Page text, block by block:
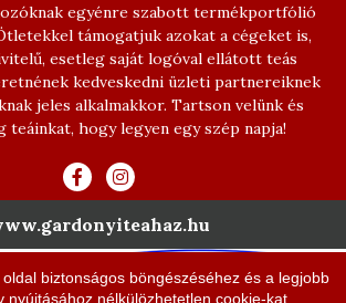
egyénre szabott termékportfólió
támogatjuk azokat a cégeket is,
esetleg saját logóval ellátott teás
kedveskedni üzleti partnereiknek
jeles alkalmakkor. Tartson velünk és
teáinkat, hogy legyen egy szép napja!
biztonságos böngészéséhez és a legjobb
nyújtásához nélkülözhetetlen cookie-kat